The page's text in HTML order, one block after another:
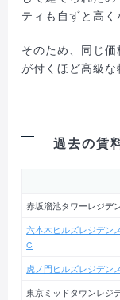
ティも自ずと高く
そのため、同じ
が付くほど高級な
過去の賃
赤坂溜池タワーレジデ
六本木ヒルズレジデン
C
虎ノ門ヒルズレジデン
東京ミッドタウンレジ